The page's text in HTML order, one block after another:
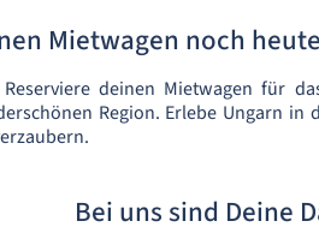
Mietwagen noch
deinen Mietwagen für
Region. Erlebe Ungarn
Bei uns sind Deine